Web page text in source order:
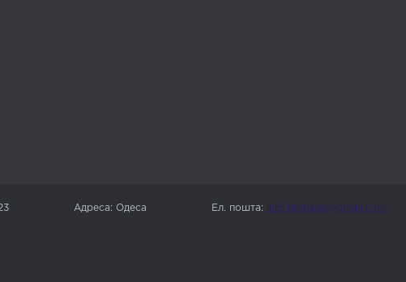
Адреса: Одеса Ел. пошта: info.likebags@gmail.com